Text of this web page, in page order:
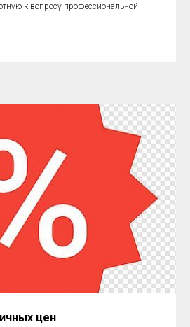
к вопросу профессиональной
цен